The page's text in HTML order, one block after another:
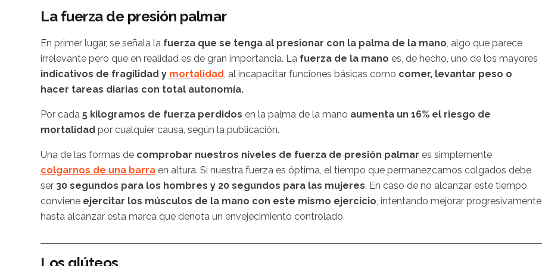
La fuerza de presión palmar
En primer lugar, se señala la fuerza que se tenga al presionar con la palma de la mano , algo que parece
irrelevante pero que en realidad es de gran importancia. La fuerza de la mano es, de hecho, uno de los mayores
indicativos de fragilidad y mortalidad , al incapacitar funciones básicas como comer, levantar peso o
hacer tareas diarias con total autonomía.
Por cada 5 kilogramos de fuerza perdidos en la palma de la mano aumenta un 16% el riesgo de
mortalidad por cualquier causa, según la publicación.
Una de las formas de comprobar nuestros niveles de fuerza de presión palmar es simplemente
colgarnos de una barra en altura. Si nuestra fuerza es óptima, el tiempo que permanezcamos colgados debe
ser 30 segundos para los hombres y 20 segundos para las mujeres. En caso de no alcanzar este tiempo,
conviene ejercitar los músculos de la mano con este mismo ejercicio , intentando mejorar progresivamente
hasta alcanzar esta marca que denota un envejecimiento controlado.